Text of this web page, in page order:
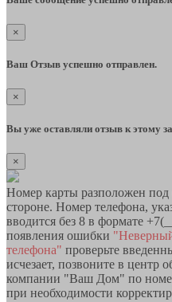
×
Ваш Отзыв успешно отправлен.
×
Вы уже оставляли отзыв к этому
×
Номер карты разположен
стороне. Номер телефона,
вводится без 8 в формате
появления ошибки
телефона" проверьте
исчезает, позвоните в центр
компании "Ваш Дом" по
при необходимости